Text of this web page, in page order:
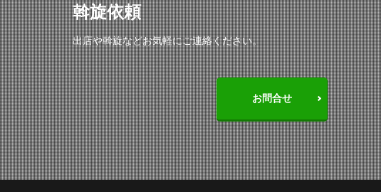
斡旋依頼
出店や斡旋などお気軽にご連絡ください。
お問合せ